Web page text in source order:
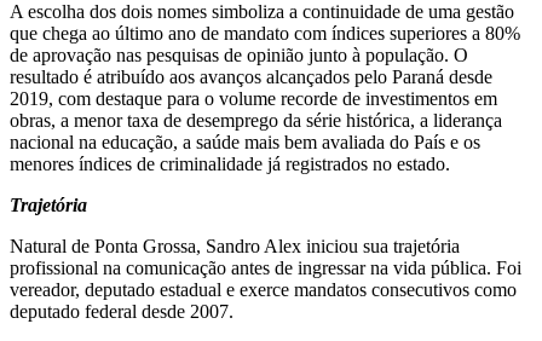
A escolha dos dois nomes simboliza a continuidade de uma gestão
que chega ao último ano de mandato com índices superiores a 80%
de aprovação nas pesquisas de opinião junto à população. O
resultado é atribuído aos avanços alcançados pelo Paraná desde
2019, com destaque para o volume recorde de investimentos em
obras, a menor taxa de desemprego da série histórica, a liderança
nacional na educação, a saúde mais bem avaliada do País e os
menores índices de criminalidade já registrados no estado.
Trajetória
Natural de Ponta Grossa, Sandro Alex iniciou sua trajetória
profissional na comunicação antes de ingressar na vida pública. Foi
vereador, deputado estadual e exerce mandatos consecutivos como
deputado federal desde 2007.